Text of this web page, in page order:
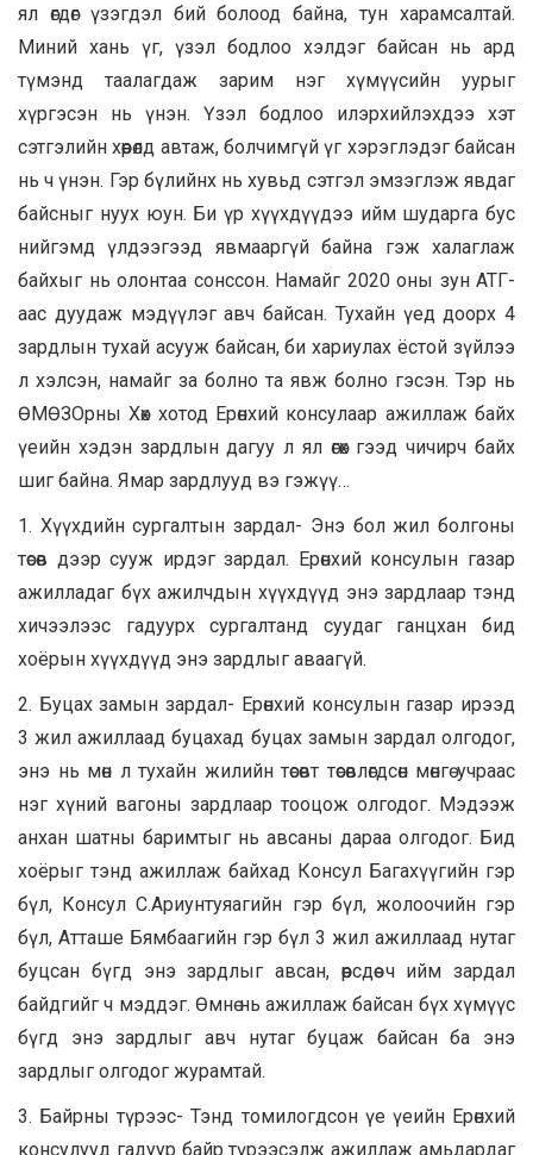
ял өгдөг үзэгдэл бий болоод байна, тун харамсалтай.
Миний хань үг, үзэл бодлоо хэлдэг байсан нь ард
түмэнд таалагдаж зарим нэг хүмүүсийн уурыг
хүргэсэн нь үнэн. Үзэл бодлоо илэрхийлэхдээ хэт
сэтгэлийн хөөрөлд автаж, болчимгүй үг хэрэглэдэг байсан
нь ч үнэн. Гэр бүлийнх нь хувьд сэтгэл эмзэглэж явдаг
байсныг нуух юун. Би үр хүүхдүүдээ ийм шударга бус
нийгэмд үлдээгээд явмааргүй байна гэж халаглаж
байхыг нь олонтаа сонссон. Намайг 2020 оны зун АТГ-
аас дуудаж мэдүүлэг авч байсан. Тухайн үед доорх 4
зардлын тухай асууж байсан, би хариулах ёстой зүйлээ
л хэлсэн, намайг за болно та явж болно гэсэн. Тэр нь
ӨМӨЗОрны Хөх хотод Ерөнхий консулаар ажиллаж байх
үеийн хэдэн зардлын дагуу л ял өгөх гээд чичирч байх
шиг байна. Ямар зардлууд вэ гэжүү…
1. Хүүхдийн сургалтын зардал- Энэ бол жил болгоны
төсөв дээр сууж ирдэг зардал. Ерөнхий консулын газар
ажилладаг бүх ажилчдын хүүхдүүд энэ зардлаар тэнд
хичээлээс гадуурх сургалтанд суудаг ганцхан бид
хоёрын хүүхдүүд энэ зардлыг аваагүй.
2. Буцах замын зардал- Ерөнхий консулын газар ирээд
3 жил ажиллаад буцахад буцах замын зардал олгодог,
энэ нь мөн л тухайн жилийн төсөвт төсөвлөгдсөн мөнгө учраас
нэг хүний вагоны зардлаар тооцож олгодог. Мэдээж
анхан шатны баримтыг нь авсаны дараа олгодог. Бид
хоёрыг тэнд ажиллаж байхад Консул Багахүүгийн гэр
бүл, Консул С.Ариунтуяагийн гэр бүл, жолоочийн гэр
бүл, Атташе Бямбаагийн гэр бүл 3 жил ажиллаад нутаг
буцсан бүгд энэ зардлыг авсан, өөрсдөө ч ийм зардал
байдгийг ч мэддэг. Өмнө нь ажиллаж байсан бүх хүмүүс
бүгд энэ зардлыг авч нутаг буцаж байсан ба энэ
зардлыг олгодог журамтай.
3. Байрны түрээс- Тэнд томилогдсон үе үеийн Ерөнхий
консулууд гадуур байр түрээсэлж ажиллаж амьдардаг